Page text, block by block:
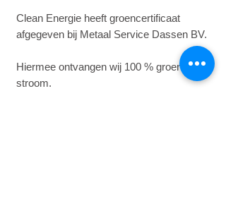
Clean Energie heeft groencertificaat
afgegeven bij Metaal Service Dassen BV.
Hiermee ontvangen wij 100 % groene
stroom.